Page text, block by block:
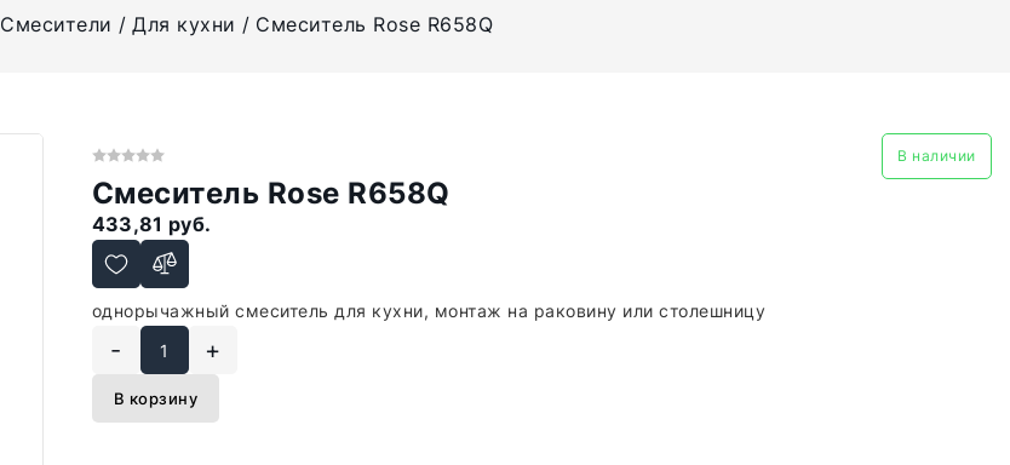
Смесители Для кухни Смеситель Rose R658Q
В наличии
Смеситель Rose R658Q
433,81 руб.
однорычажный смеситель для кухни, монтаж на раковину или столешницу
- +
В корзину